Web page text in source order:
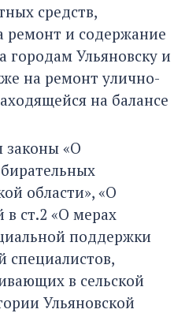
средств,
ремонт и содержание
городам Ульяновску и
на ремонт улично-
на балансе
законы «О
области», «О
ст.2 «О мерах
поддержки
специалистов,
в сельской
Ульяновской